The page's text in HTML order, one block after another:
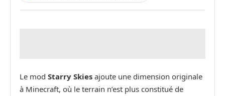
Le mod Starry Skies ajoute une dimension originale
à Minecraft, où le terrain n’est plus constitué de